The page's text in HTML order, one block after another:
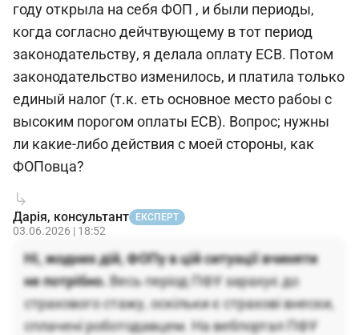
году открыла на себя ФОП , и были периоды,
когда согласно дейчтвующему в тот период
законодательству, я делала оплату ЕСВ. Потом
законодательство изменилось, и платила только
единый налог (т.к. еть основное место рабоы с
высоким порогом оплаты ЕСВ). Вопрос; нужны
ли какие-либо действия с моей стороны, как
ФОПовца?
Дарія, консультант ЕКСПЕРТ
03.06.2026 | 18:52
Ні, жодних дій, ФОПу в цій ситуації вчиняти
не потрібно. Весь період ПФУ зарахує до
страхового стажу, оскільки є страхові внески,
сплачені роботодавцем. На вебпортал ПФУ